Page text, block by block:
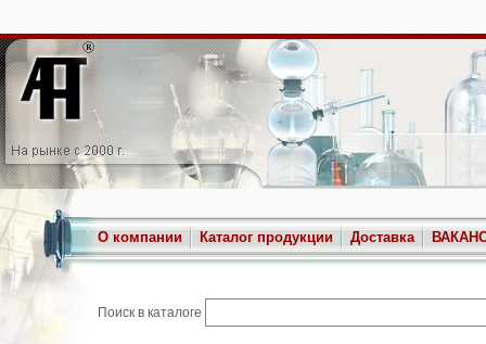
О компании Каталог продукции Доставка
Поиск в каталоге